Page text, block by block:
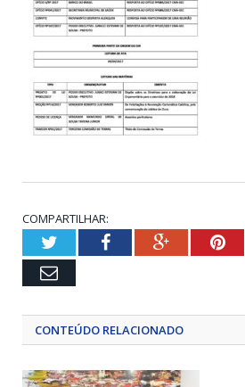
COMPARTILHAR:
TwitterFacebookGoogle+
Email
CONTEÚDO RELACIONADO